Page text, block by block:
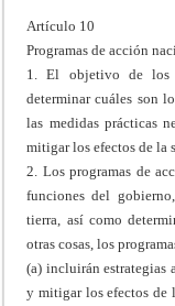
Artículo 10
Programas de acción
1. El objetivo de los
determinar cuáles son
las medidas prácticas
mitigar los efectos de la
2. Los programas de
funciones del
tierra, así como
otras cosas, los
(a) incluirán estrategias
y mitigar los efectos de